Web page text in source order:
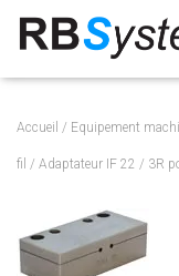
Accueil / Equipement
fil / Adaptateur IF 22 / 3R